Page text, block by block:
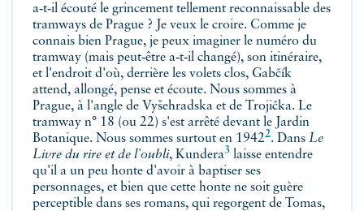
a‑t‑il écouté le grincement tellement reconnaissable des
tramways de Prague ? Je veux le croire. Comme je
connais bien Prague, je peux imaginer le numéro du
tramway (mais peut‑être a‑t‑il changé), son itinéraire,
et l'endroit d'où, derrière les volets clos, Gabčík
attend, allongé, pense et écoute. Nous sommes à
Prague, à l'angle de Vyšehradska et de Trojička. Le
tramway n° 18 (ou 22) s'est arrêté devant le Jardin
Botanique. Nous sommes surtout en 19422. Dans Le
Livre du rire et de l'oubli, Kundera3 laisse entendre
qu'il a un peu honte d'avoir à baptiser ses
personnages, et bien que cette honte ne soit guère
perceptible dans ses romans, qui regorgent de Tomas,